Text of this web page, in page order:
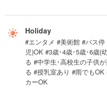
Holiday
#エンタメ #美術館 #バス
児)OK #3歳･4歳･5歳･6歳(
る #中学生･高校生の子供
る #授乳室あり #雨でも
カーOK